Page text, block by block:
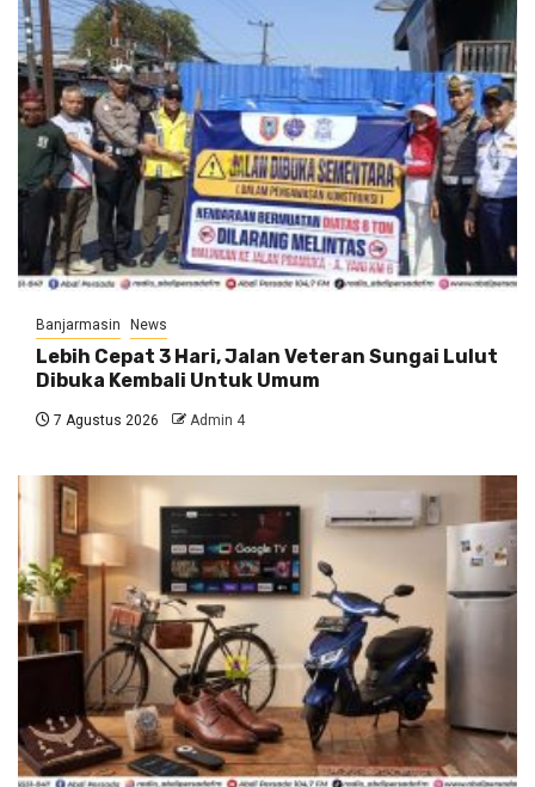
Banjarmasin News
Lebih Cepat 3 Hari, Jalan Veteran Sungai Lulut
Dibuka Kembali Untuk Umum
7 Agustus 2026 Admin 4